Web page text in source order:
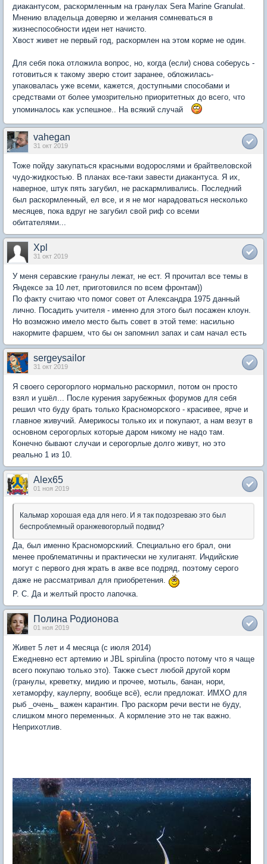
диакантусом, раскормленным на гранулах Sera Marine Granulat.
Мнению владельца доверяю и желания сомневаться в
жизнеспособности идеи нет начисто.
Хвост живет не первый год, раскормлен на этом корме не один.
Для себя пока отложила вопрос, но, когда (если) снова соберусь -
готовиться к такому зверю стоит заранее, обложилась-
упаковалась уже всеми, кажется, доступными способами и
средствами от более умозрительно приоритетных до всего, что
упоминалось как успешное.. На всякий случай
vahegan
31 окт 2019
Тоже пойду закупаться красными водорослями и брайтвеловской
чудо-жидкостью. В планах все-таки завести диакантуса. Я их,
наверное, штук пять загубил, не раскармливались. Последний
был раскормленный, ел все, и я не мог нарадоваться несколько
месяцев, пока вдруг не загубил свой риф со всеми
обитателями...
Xpl
31 окт 2019
У меня серавские гранулы лежат, не ест. Я прочитал все темы в
Яндексе за 10 лет, приготовился по всем фронтам))
По факту считаю что помог совет от Александра 1975 данный
лично. Посадить учителя - именно для этого был посажен клоун.
Но возможно имело место быть совет в этой теме: насильно
накормите фаршем, что бы он запомнил запах и сам начал есть
sergeysailor
31 окт 2019
Я своего серогорлого нормально раскормил, потом он просто
взял и ушёл... После курения зарубежных форумов для себя
решил что буду брать только Красноморского - красивее, ярче и
главное живучий. Америкосы только их и покупают, а нам везут в
основном серогорлых которые даром никому не надо там.
Конечно бывают случаи и серогорлые долго живут, но это
реально 1 из 10.
Alex65
01 ноя 2019
Кальмар хорошая еда для него. И я так подозреваю это был
беспроблемный оранжевогорлый подвид?
Да, был именно Красноморскиий. Специально его брал, они
менее проблематичны и практически не хулиганят. Индийские
могут с первого дня жрать в акве все подряд, поэтому серого
даже не рассматривал для приобретения.
Р. С. Да и желтый просто лапочка.
Полина Родионова
01 ноя 2019
Живет 5 лет и 4 месяца (с июля 2014)
Ежедневно ест артемию и JBL spirulina (просто потому что я чаще
всего покупаю только это). Также съест любой другой корм
(гранулы, креветку, мидию и прочее, мотыль, банан, нори,
хетаморфу, каулерпу, вообще всё), если предложат. ИМХО для
рыб _очень_ важен карантин. Про раскорм речи вести не буду,
слишком много переменных. А кормление это не так важно.
Неприхотлив.